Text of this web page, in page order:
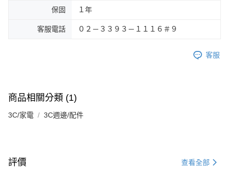
保固 １年
客服電話 ０２－３３９３－１１１６＃９
客服
商品相關分類 (1)
3C/家電 3C週邊/配件
評價 查看全部